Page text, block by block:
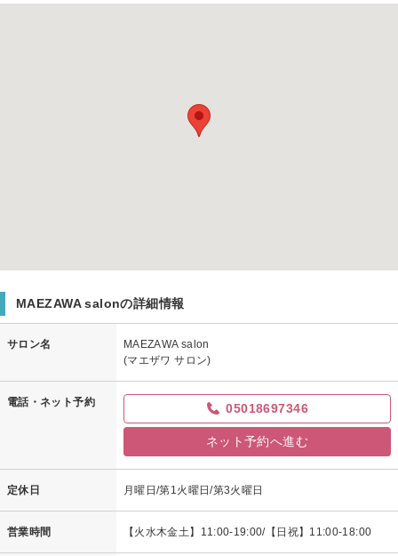
MAEZAWA salonの詳細情報
サロン名
MAEZAWA salon
(マエザワ サロン)
電話・ネット予約 05018697346
ネット予約へ進む
定休日 月曜日/第1火曜日/第3火曜日
営業時間 【火水木金土】11:00-19:00/【日祝】11:00-18:00